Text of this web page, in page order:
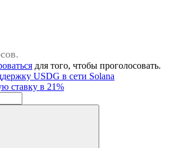
для того, чтобы проголосовать.
USDG в сети Solana
ставку в 21%